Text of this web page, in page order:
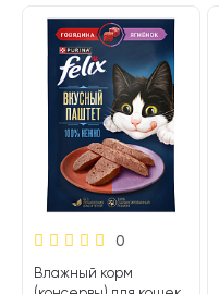
0
Влажный корм